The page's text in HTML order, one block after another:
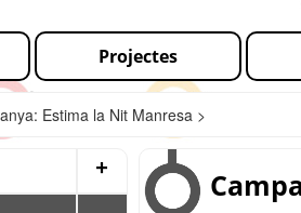
Projectes
Estima la Nit Manresa >
+